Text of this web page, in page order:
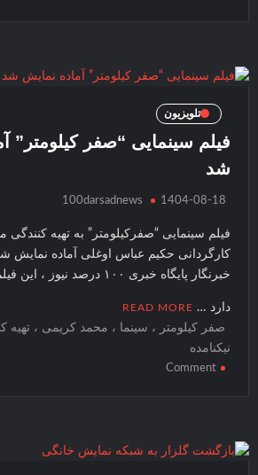
از
تلویزیون
فیلم سینمایی “صفر کیلومتر”
شد
100darsadnews 1404-08-18
فیلم سینمایی “صفرکیلومتر” به تهیه
کارگردانی حکیم عباس اوغلی آماده نمایش
خبرنگار پایگاه خبری ۱۰۰ درصد
دارد … READ MORE
صفر کیلومتر ، سینما ، محمد کریمی ، تهیه
نیکنامده
Comment
on
کیلومتر”